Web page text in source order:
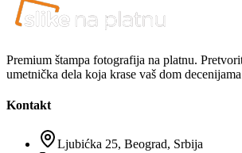
Premium štampa fotografija na platnu.
umetnička dela koja krase vaš dom
Kontakt
Ljubićka 25, Beograd, Srbija